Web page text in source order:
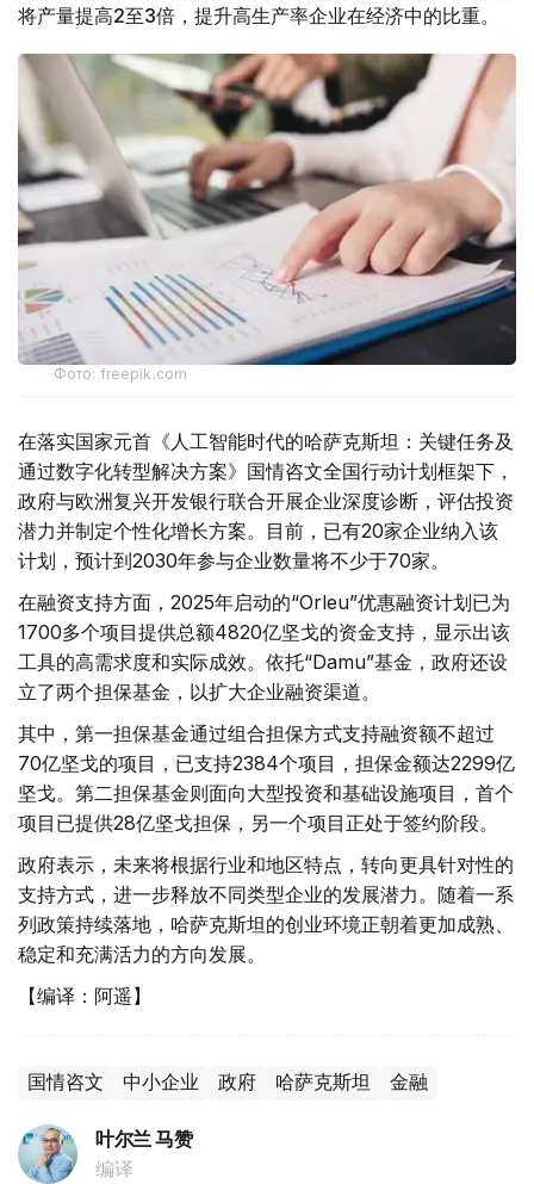
将产量提高2至3倍，提升高生产率企业在经济中的比重。
Фото: freepik.com
在落实国家元首《人工智能时代的哈萨克斯坦：关键任务及
通过数字化转型解决方案》国情咨文全国行动计划框架下，
政府与欧洲复兴开发银行联合开展企业深度诊断，评估投资
潜力并制定个性化增长方案。目前，已有20家企业纳入该
计划，预计到2030年参与企业数量将不少于70家。
在融资支持方面，2025年启动的“Orleu”优惠融资计划已为
1700多个项目提供总额4820亿坚戈的资金支持，显示出该
工具的高需求度和实际成效。依托“Damu”基金，政府还设
立了两个担保基金，以扩大企业融资渠道。
其中，第一担保基金通过组合担保方式支持融资额不超过
70亿坚戈的项目，已支持2384个项目，担保金额达2299亿
坚戈。第二担保基金则面向大型投资和基础设施项目，首个
项目已提供28亿坚戈担保，另一个项目正处于签约阶段。
政府表示，未来将根据行业和地区特点，转向更具针对性的
支持方式，进一步释放不同类型企业的发展潜力。随着一系
列政策持续落地，哈萨克斯坦的创业环境正朝着更加成熟、
稳定和充满活力的方向发展。
【编译：阿遥】
国情咨文 中小企业 政府 哈萨克斯坦 金融
叶尔兰 马赞
编译